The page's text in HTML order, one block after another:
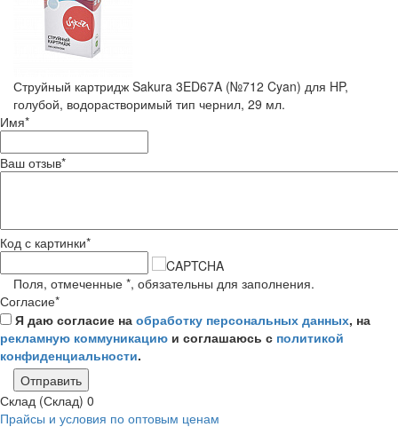
Струйный картридж Sakura 3ED67A (№712 Cyan) для HP,
голубой, водорастворимый тип чернил, 29 мл.
Имя*
Ваш отзыв*
Код с картинки*
Поля, отмеченные *, обязательны для заполнения.
Согласие*
Я даю согласие на обработку персональных данных, на
рекламную коммуникацию и соглашаюсь с политикой
конфиденциальности.
Отправить
Склад (Склад) 0
Прайсы и условия по оптовым ценам